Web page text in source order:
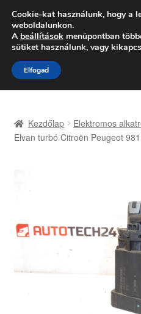
Hétfő-Péntek
Ugrás
a
navigációhoz
Kilépés
a
tartalomba
Adatvédelmi irányelvek
Kifizetések
Panaszkezelési szabályzat
Kezdőlap Elektromos
Elvan turbó Citroën Peugeot
Cookie-kat használunk, hogy a
weboldalunkon.
A beállítások menüpontban
sütiket használunk, vagy
Elfogad